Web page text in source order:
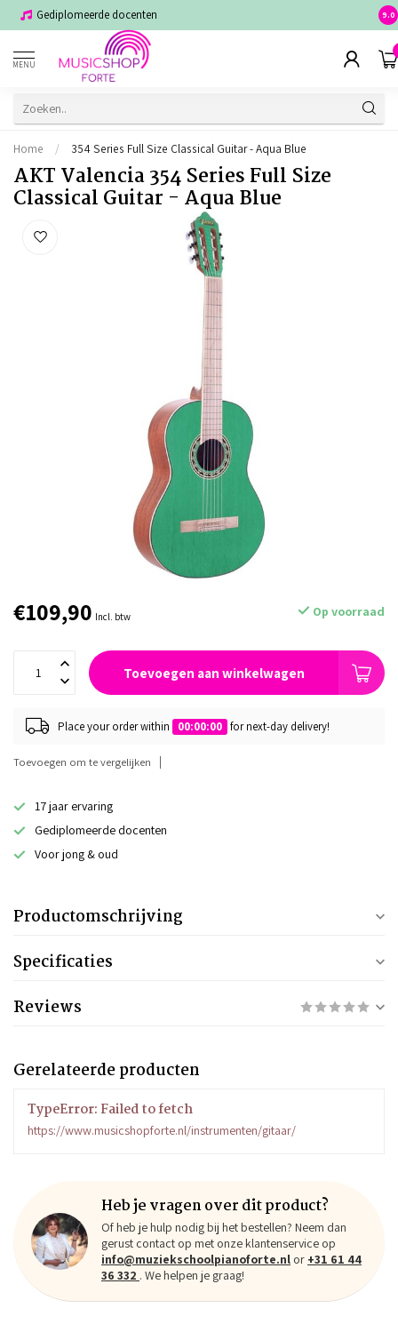
Gediplomeerde docenten 9.0
MENU
Home / 354 Series Full Size Classical Guitar - Aqua Blue
AKT Valencia 354 Series Full Size
Classical Guitar - Aqua Blue
€109,90 Incl. btw Op voorraad
Toevoegen aan winkelwagen
Place your order within 00:00:00 for next-day delivery!
Toevoegen om te vergelijken
17 jaar ervaring
Gediplomeerde docenten
Voor jong & oud
Productomschrijving
Specificaties
Reviews
Gerelateerde producten
TypeError: Failed to fetch
https://www.musicshopforte.nl/instrumenten/gitaar/
Heb je vragen over dit product?
Of heb je hulp nodig bij het bestellen? Neem dan
gerust contact op met onze klantenservice op
info@muziekschoolpianoforte.nl or +31 61 44
36 332 . We helpen je graag!